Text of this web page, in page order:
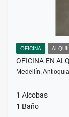
OFICINA
OFICINA EN
Medellín,
1 Alcobas
1 Baño